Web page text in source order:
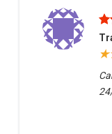
Độ nhạy sáng
3. Công